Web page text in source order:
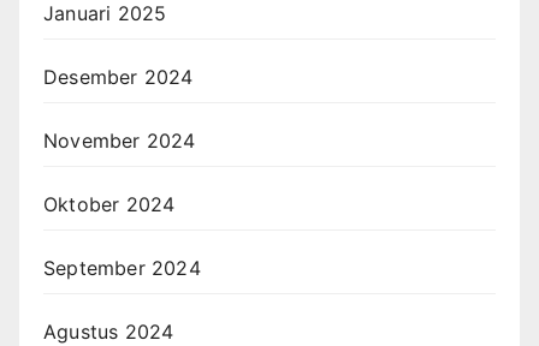
Januari 2025
Desember 2024
November 2024
Oktober 2024
September 2024
Agustus 2024